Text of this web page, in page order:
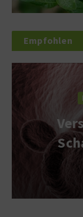
Empfohlen